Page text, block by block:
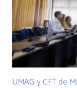
UMAG y CFT de